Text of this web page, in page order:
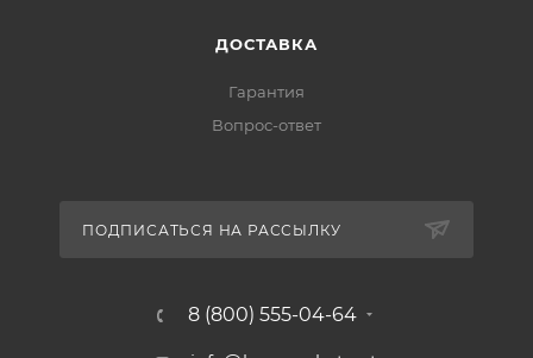
ДОСТАВКА
Гарантия
Вопрос-ответ
ПОДПИСАТЬСЯ НА РАССЫЛКУ
8 (800) 555-04-64